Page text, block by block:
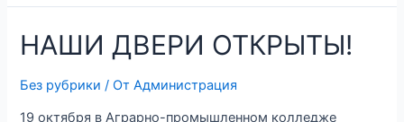
НАШИ ДВЕРИ ОТКРЫТЫ!
Без рубрики / От Администрация
19 октября в Аграрно-промышленном колледже